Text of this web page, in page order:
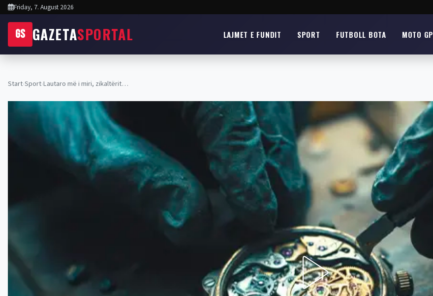
Friday, 7. August 2026
GS GAZETASPORTAL LAJMET E FUNDIT SPORT FUTBOLL BOTA MOTO GP
Start›Sport›Lautaro më i miri, zikaltërit…